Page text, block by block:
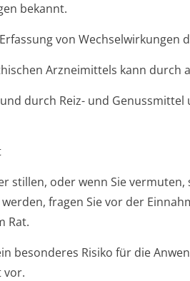
bekannt.
von Wechselwirkungen
Arzneimittels kann durch
durch Reiz- und
stillen, oder wenn Sie
fragen Sie vor der
Rat.
besonderes Risiko für die
vor.